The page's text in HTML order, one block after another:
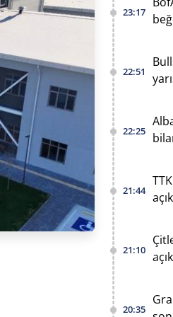
23:17
22:51
22:25
21:44
21:10
20:35